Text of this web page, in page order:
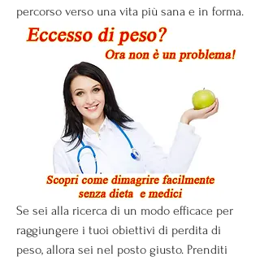
percorso verso una vita più sana e in forma.
Se sei alla ricerca di un modo efficace per
raggiungere i tuoi obiettivi di perdita di
peso, allora sei nel posto giusto. Prenditi